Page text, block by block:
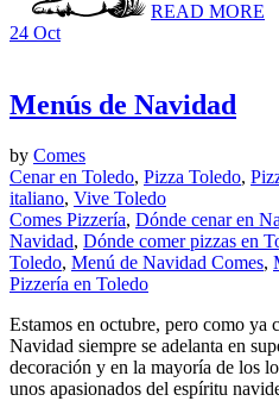
READ MORE
24 Oct
Menús de Navidad
by Comes
Cenar en Toledo, Pizza Toledo,
italiano, Vive Toledo
Comes Pizzería, Dónde cenar en
Navidad, Dónde comer pizzas en
Toledo, Menú de Navidad Comes,
Pizzería en Toledo
Estamos en octubre, pero como ya
Navidad siempre se adelanta en
decoración y en la mayoría de los
unos apasionados del espíritu